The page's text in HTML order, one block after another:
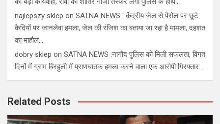
najlepszy sklep on SATNA NEWS : केंद्रीय जेल से पैरोल पर छूटे
कैदियों पर जानलेवा हमला, जेल की रंजिश का बताया जा रहा है मामला, दहशत
का माहौल…
dobry sklep on SATNA NEWS :नागौद पुलिस को मिली सफलता, विगत
दिनों में ग्राम बिरहुली में प्राणघातक हमला करने वाला एक आरोपी गिरफ्तार..
Related Posts